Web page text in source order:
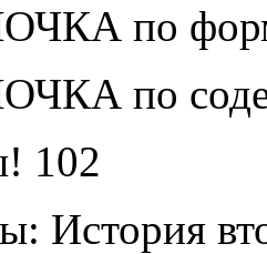
по
по
102
История